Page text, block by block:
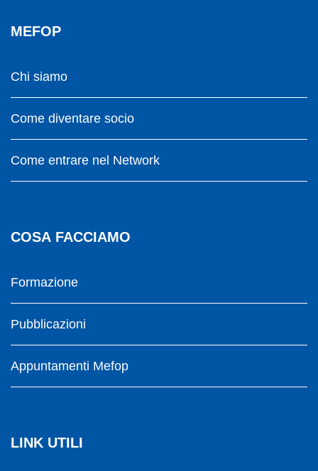
MEFOP
Chi siamo
Come diventare socio
Come entrare nel Network
COSA FACCIAMO
Formazione
Pubblicazioni
Appuntamenti Mefop
LINK UTILI